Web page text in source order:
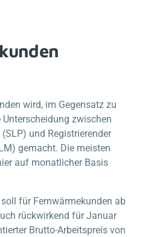
wird, im Gegensatz zu
Unterscheidung zwischen
und Registrierender
gemacht. Die meisten
auf monatlicher Basis
für Fernwärmekunden ab
rückwirkend für Januar
Brutto-Arbeitspreis von